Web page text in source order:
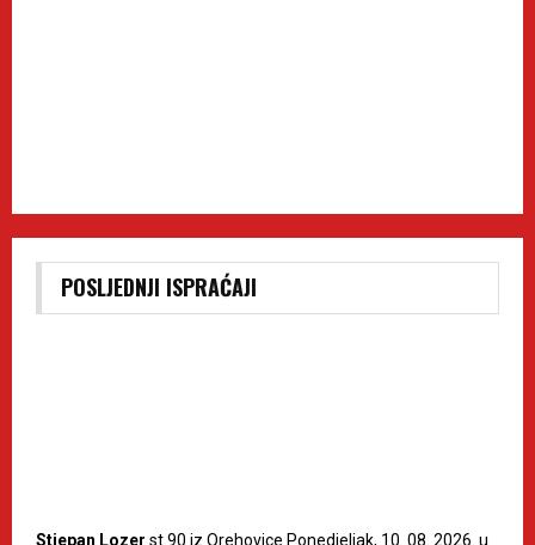
POSLJEDNJI ISPRAĆAJI
Stjepan Lozer st.90 iz Orehovice Ponedjeljak, 10. 08. 2026. u